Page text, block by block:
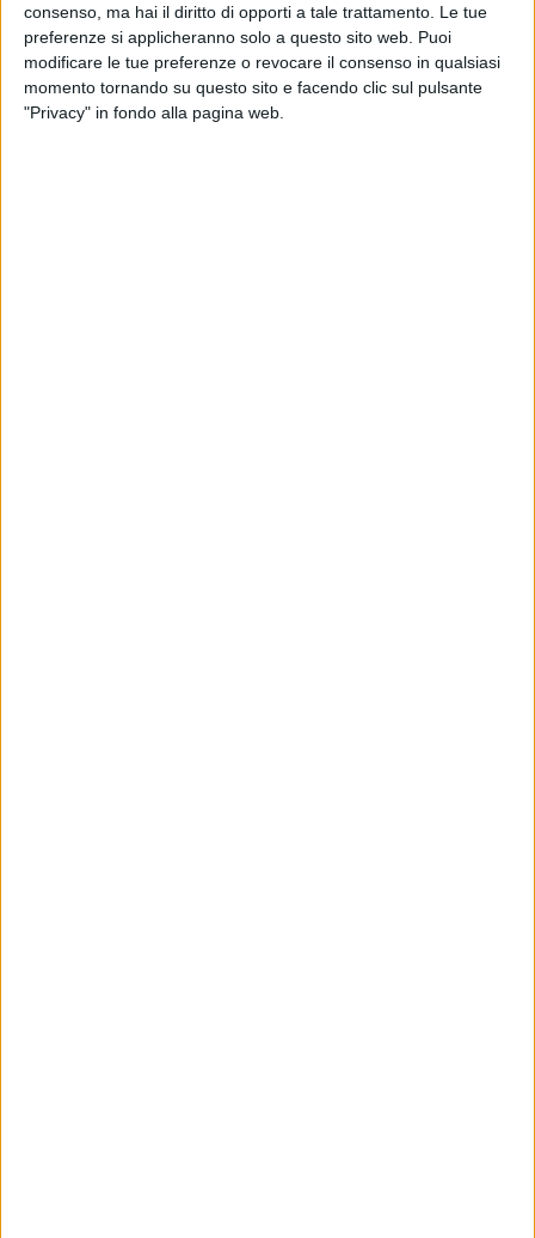
consenso, ma hai il diritto di opporti a tale trattamento. Le tue
preferenze si applicheranno solo a questo sito web. Puoi
modificare le tue preferenze o revocare il consenso in qualsiasi
momento tornando su questo sito e facendo clic sul pulsante
"Privacy" in fondo alla pagina web.
Sul terzo gradino del podio salgono invece Claudia Freres
(F2009), anche lei del liceo Cafiero, e Samantha Catanzaro
(F2012) della scuola media Baldassarre di Trani.